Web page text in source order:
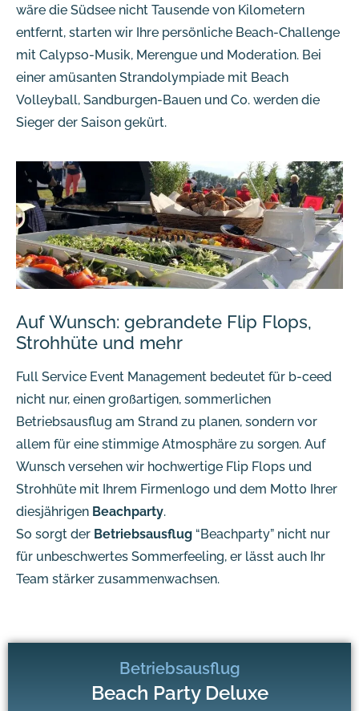
wäre die Südsee nicht Tausende von Kilometern
entfernt, starten wir Ihre persönliche Beach-Challenge
mit Calypso-Musik, Merengue und Moderation. Bei
einer amüsanten Strandolympiade mit Beach
Volleyball, Sandburgen-Bauen und Co. werden die
Sieger der Saison gekürt.
Auf Wunsch: gebrandete Flip Flops,
Strohhüte und mehr
Full Service Event Management bedeutet für b-ceed
nicht nur, einen großartigen, sommerlichen
Betriebsausflug am Strand zu planen, sondern vor
allem für eine stimmige Atmosphäre zu sorgen. Auf
Wunsch versehen wir hochwertige Flip Flops und
Strohhüte mit Ihrem Firmenlogo und dem Motto Ihrer
diesjährigen Beachparty.
So sorgt der Betriebsausflug “Beachparty” nicht nur
für unbeschwertes Sommerfeeling, er lässt auch Ihr
Team stärker zusammenwachsen.
Betriebsausflug
Beach Party Deluxe